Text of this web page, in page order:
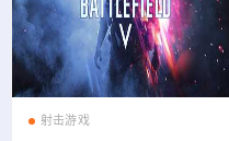
射击游戏